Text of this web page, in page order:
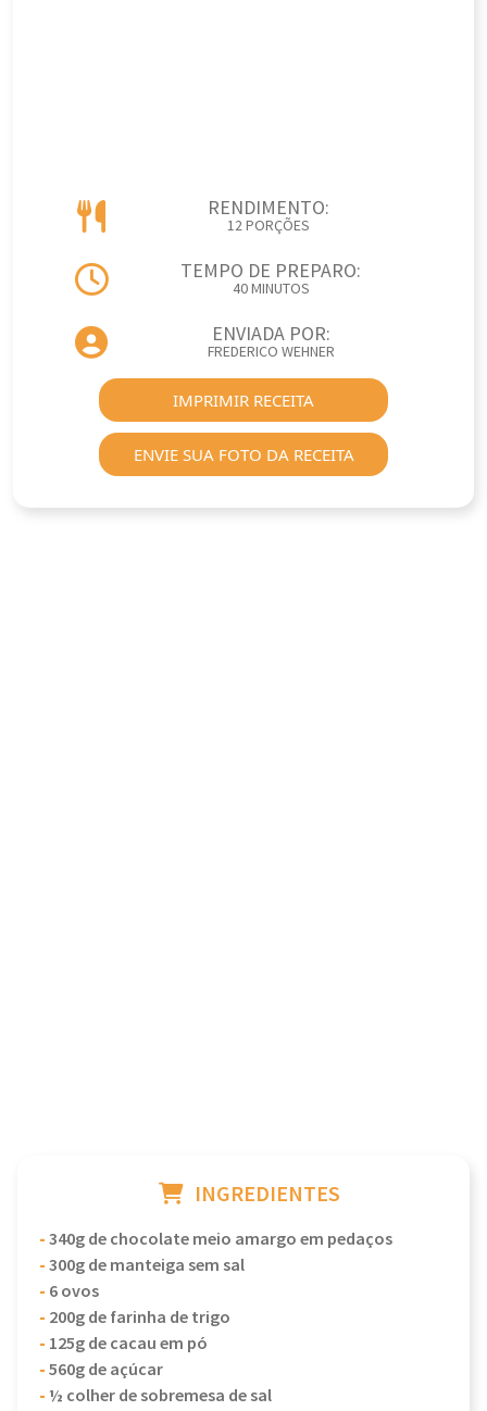
RENDIMENTO:
12 PORÇÕES
TEMPO DE PREPARO:
40 MINUTOS
ENVIADA POR:
FREDERICO WEHNER
IMPRIMIR RECEITA
ENVIE SUA FOTO DA RECEITA
INGREDIENTES
-340g de chocolate meio amargo em pedaços
-300g de manteiga sem sal
- 6 ovos
- 200g de farinha de trigo
- 125g de cacau em pó
-560g de açúcar
-½ colher de sobremesa de sal